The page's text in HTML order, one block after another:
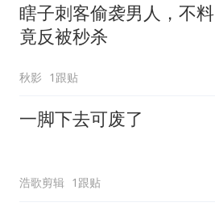
瞎子刺客偷袭男人，不料
竟反被秒杀
秋影 1跟贴
一脚下去可废了
浩歌剪辑 1跟贴